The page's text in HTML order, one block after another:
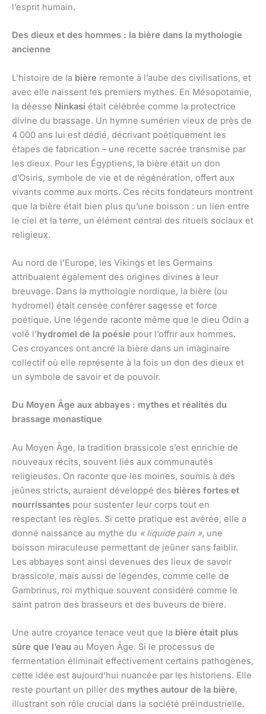
l’esprit humain.
Des dieux et des hommes : la bière dans la mythologie
ancienne
L’histoire de la bière remonte à l’aube des civilisations, et
avec elle naissent les premiers mythes. En Mésopotamie,
la déesse Ninkasi était célébrée comme la protectrice
divine du brassage. Un hymne sumérien vieux de près de
4 000 ans lui est dédié, décrivant poétiquement les
étapes de fabrication – une recette sacrée transmise par
les dieux. Pour les Égyptiens, la bière était un don
d’Osiris, symbole de vie et de régénération, offert aux
vivants comme aux morts. Ces récits fondateurs montrent
que la bière était bien plus qu’une boisson : un lien entre
le ciel et la terre, un élément central des rituels sociaux et
religieux.
Au nord de l’Europe, les Vikings et les Germains
attribuaient également des origines divines à leur
breuvage. Dans la mythologie nordique, la bière (ou
hydromel) était censée conférer sagesse et force
poétique. Une légende raconte même que le dieu Odin a
volé l’hydromel de la poésie pour l’offrir aux hommes.
Ces croyances ont ancré la bière dans un imaginaire
collectif où elle représente à la fois un don des dieux et
un symbole de savoir et de pouvoir.
Du Moyen Âge aux abbayes : mythes et réalités du
brassage monastique
Au Moyen Âge, la tradition brassicole s’est enrichie de
nouveaux récits, souvent liés aux communautés
religieuses. On raconte que les moines, soumis à des
jeûnes stricts, auraient développé des bières fortes et
nourrissantes pour sustenter leur corps tout en
respectant les règles. Si cette pratique est avérée, elle a
donné naissance au mythe du « liquide pain », une
boisson miraculeuse permettant de jeûner sans faiblir.
Les abbayes sont ainsi devenues des lieux de savoir
brassicole, mais aussi de légendes, comme celle de
Gambrinus, roi mythique souvent considéré comme le
saint patron des brasseurs et des buveurs de bière.
Une autre croyance tenace veut que la bière était plus
sûre que l’eau au Moyen Âge. Si le processus de
fermentation éliminait effectivement certains pathogènes,
cette idée est aujourd’hui nuancée par les historiens. Elle
reste pourtant un pilier des mythes autour de la bière,
illustrant son rôle crucial dans la société préindustrielle.